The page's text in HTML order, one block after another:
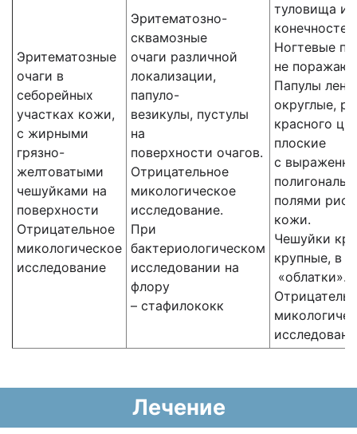
Эритематозные
очаги в
себорейных
участках кожи,
с жирными
грязно-
желтоватыми
чешуйками на
поверхности
Отрицательное
микологическое
исследование
Эритематозно-
сквамозные
очаги различной
локализации,
папуло-
везикулы, пустулы
на
поверхности очагов.
Отрицательное
микологическое
исследование.
При
бактериологическом
исследовании на
флору
– стафилококк
туловища и
Ногтевые
не
Папулы
округлые,
красного
плоские
с
полями
кожи.
Чешуйки
крупные, в
«облатки».
Лечение